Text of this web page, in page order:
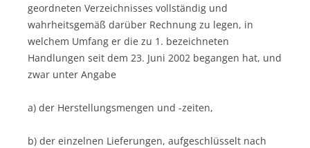
geordneten Verzeichnisses vollständig und
wahrheitsgemäß darüber Rechnung zu legen, in
welchem Umfang er die zu 1. bezeichneten
Handlungen seit dem 23. Juni 2002 begangen hat, und
zwar unter Angabe
a) der Herstellungsmengen und -zeiten,
b) der einzelnen Lieferungen, aufgeschlüsselt nach